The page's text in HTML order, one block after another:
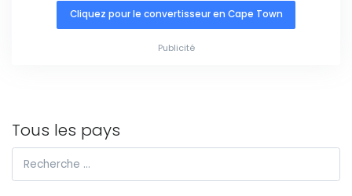
Cliquez pour le convertisseur en Cape Town
Publicité
Tous les pays